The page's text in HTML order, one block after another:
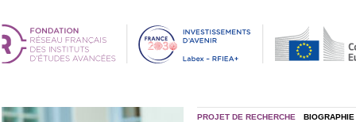
PROJET DE RECHERCHE BIOGRAPHIE